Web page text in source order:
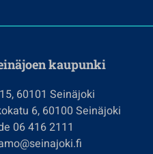
kaupunki
60101 Seinäjoki
6, 60100 Seinäjoki
06 416 2111